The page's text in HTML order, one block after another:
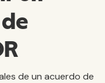
de un acuerdo de